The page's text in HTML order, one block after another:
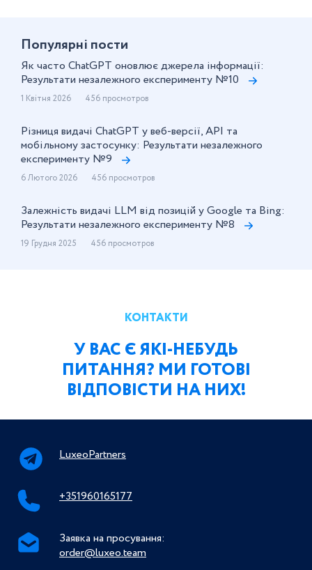
Популярнi пости
Як часто ChatGPT оновлює джерела інформації:
Результати незалежного експерименту №10
1 Квітня 2026 456 просмотров
Різниця видачі ChatGPT у веб-версії, API та
мобільному застосунку: Результати незалежного
експерименту №9
6 Лютого 2026 456 просмотров
Залежність видачі LLM від позицій у Google та Bing:
Результати незалежного експерименту №8
19 Грудня 2025 456 просмотров
КОНТАКТИ
У ВАС Є ЯКІ-НЕБУДЬ
ПИТАННЯ? МИ ГОТОВІ
ВІДПОВІСТИ НА НИХ!
LuxeoPartners
+351960165177
Заявка на просування:
order@luxeo.team